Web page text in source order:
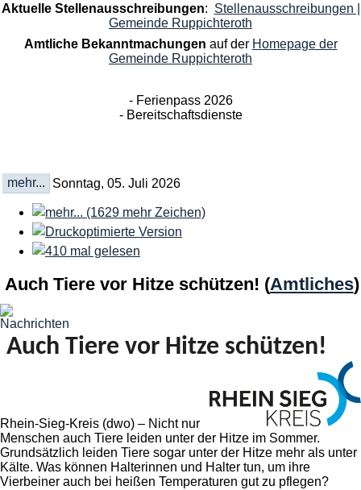
Aktuelle Stellenausschreibungen: Stellenausschreibungen |
Gemeinde Ruppichteroth
Amtliche Bekanntmachungen auf der Homepage der
Gemeinde Ruppichteroth
- Ferienpass 2026
- Bereitschaftsdienste
mehr... Sonntag, 05. Juli 2026
Auch Tiere vor Hitze schützen! (Amtliches)
Auch Tiere vor Hitze schützen!
Rhein-Sieg-Kreis (dwo) – Nicht nur
Menschen auch Tiere leiden unter der Hitze im Sommer.
Grundsätzlich leiden Tiere sogar unter der Hitze mehr als unter
Kälte. Was können Halterinnen und Halter tun, um ihre
Vierbeiner auch bei heißen Temperaturen gut zu pflegen?